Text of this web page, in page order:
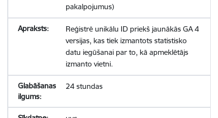
pakalpojumus)
Reģistrē unikālu ID priekš jaunākās GA 4
versijas, kas tiek izmantots statistisko
datu iegūšanai par to, kā apmeklētājs
izmanto vietni.
24 stundas